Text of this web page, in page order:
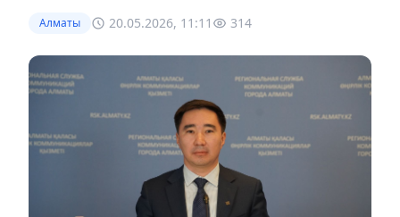
Алматы 20.05.2026, 11:11 314